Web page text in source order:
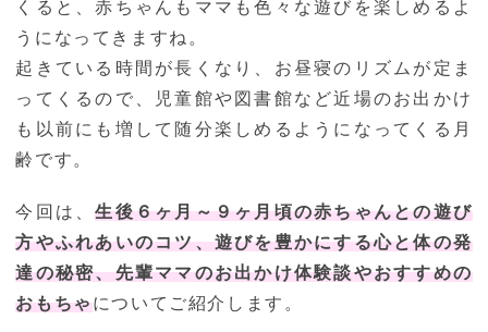
くると、赤ちゃんもママも色々な遊びを楽しめるよ
うになってきますね。
起きている時間が長くなり、お昼寝のリズムが定ま
ってくるので、児童館や図書館など近場のお出かけ
も以前にも増して随分楽しめるようになってくる月
齢です。
今回は、生後６ヶ月～９ヶ月頃の赤ちゃんとの遊び
方やふれあいのコツ、遊びを豊かにする心と体の発
達の秘密、先輩ママのお出かけ体験談やおすすめの
おもちゃについてご紹介します。